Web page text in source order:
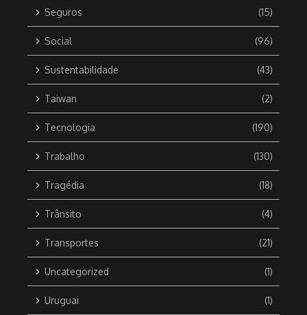
Seguros (15)
Social (96)
Sustentabilidade (43)
Taiwan (2)
Tecnologia (190)
Trabalho (130)
Tragédia (18)
Trânsito (4)
Transportes (21)
Uncategorized (1)
Uruguai (1)